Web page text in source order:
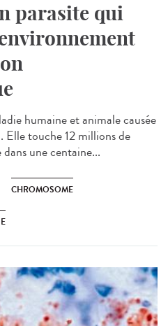
parasite qui
humaine et animale causée
Elle touche 12 millions de
une centaine...
CHROMOSOME